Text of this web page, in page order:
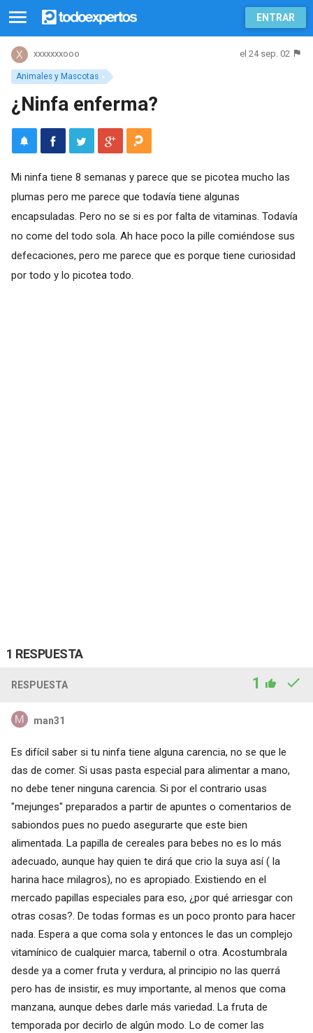
ENTRAR
Animales y Mascotas
xxxxxxxooo el 24 sep. 02
¿Ninfa enferma?
Mi ninfa tiene 8 semanas y parece que se picotea mucho las
plumas pero me parece que todavía tiene algunas
encapsuladas. Pero no se si es por falta de vitaminas. Todavía
no come del todo sola. Ah hace poco la pille comiéndose sus
defecaciones, pero me parece que es porque tiene curiosidad
por todo y lo picotea todo.
1 RESPUESTA
RESPUESTA 1
man31
Es difícil saber si tu ninfa tiene alguna carencia, no se que le
das de comer. Si usas pasta especial para alimentar a mano,
no debe tener ninguna carencia. Si por el contrario usas
"mejunges" preparados a partir de apuntes o comentarios de
sabiondos pues no puedo asegurarte que este bien
alimentada. La papilla de cereales para bebes no es lo más
adecuado, aunque hay quien te dirá que crio la suya así ( la
harina hace milagros), no es apropiado. Existiendo en el
mercado papillas especiales para eso, ¿por qué arriesgar con
otras cosas?. De todas formas es un poco pronto para hacer
nada. Espera a que coma sola y entonces le das un complejo
vitamínico de cualquier marca, tabernil o otra. Acostumbrala
desde ya a comer fruta y verdura, al principio no las querrá
pero has de insistir, es muy importante, al menos que coma
manzana, aunque debes darle más variedad. La fruta de
temporada por decirlo de algún modo. Lo de comer las